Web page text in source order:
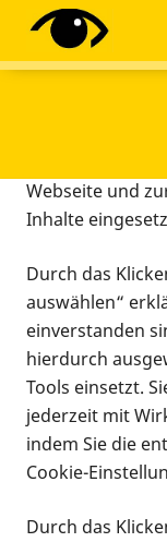
Infomaterial
Vorlesen
Diese
Tracking-Tools
Webseite und
Inhalte
Durch das
auswählen“
einverstanden
hierdurch
Tools einsetzt.
jederzeit mit
indem Sie die
Cookie-
Durch das